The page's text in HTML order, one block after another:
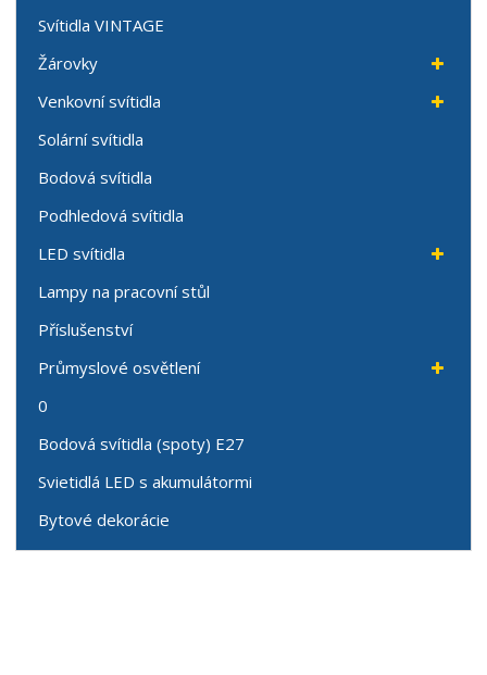
Svítidla VINTAGE
Žárovky
Venkovní svítidla
Solární svítidla
Bodová svítidla
Podhledová svítidla
LED svítidla
Lampy na pracovní stůl
Příslušenství
Průmyslové osvětlení
0
Bodová svítidla (spoty) E27
Svietidlá LED s akumulátormi
Bytové dekorácie